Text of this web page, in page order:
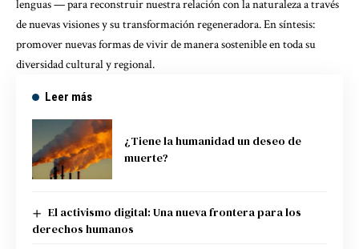
lenguas — para reconstruir nuestra relación con la naturaleza a través
de nuevas visiones y su transformación regeneradora. En síntesis:
promover nuevas formas de vivir de manera sostenible en toda su
diversidad cultural y regional.
Leer más
¿Tiene la humanidad un deseo de
muerte?
El activismo digital: Una nueva frontera para los
derechos humanos